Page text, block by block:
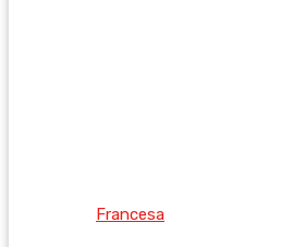
Francesa